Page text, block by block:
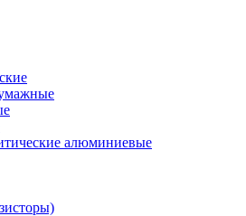
алюминиевые